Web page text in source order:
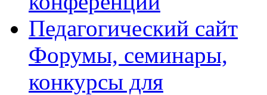
Педагогический сайт
Форумы, семинары,
конкурсы для